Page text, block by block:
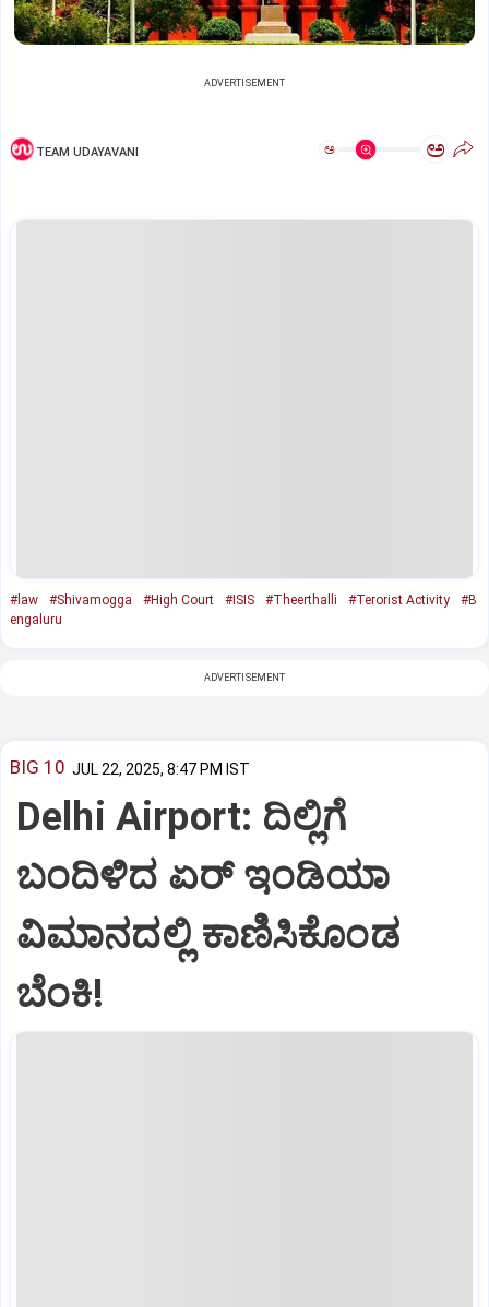
ADVERTISEMENT
TEAM UDAYAVANI ಅ ಅ
#law #Shivamogga #High Court #ISIS #Theerthalli #Terorist Activity
#B
engaluru
ADVERTISEMENT
BIG 10 JUL 22, 2025, 8:47 PM IST
Delhi Airport: ದಿಲ್ಲಿಗೆ
ಬಂದಿಳಿದ ಏರ್‌ ಇಂಡಿಯಾ
ವಿಮಾನದಲ್ಲಿ ಕಾಣಿಸಿಕೊಂಡ
ಬೆಂಕಿ!